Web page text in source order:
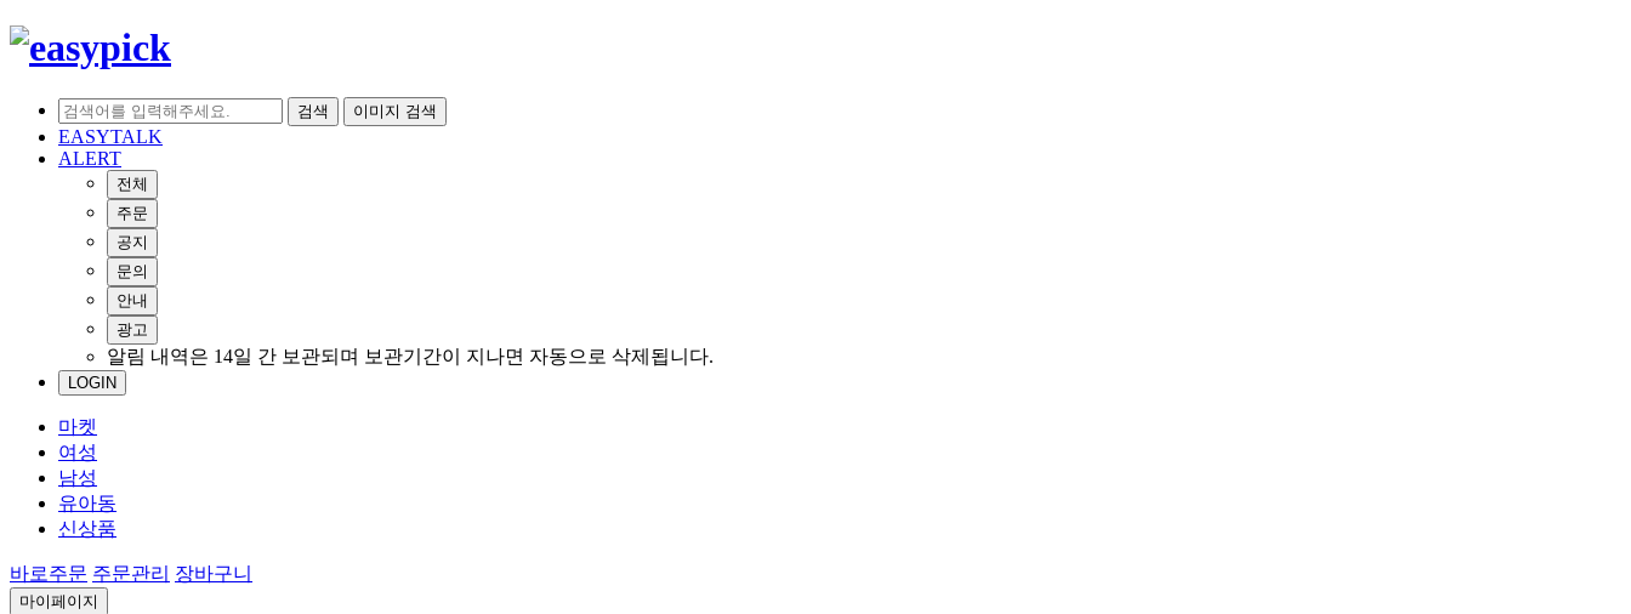
검색 이미지 검색
EASYTALK
ALERT
전체
주문
공지
문의
안내
광고
알림 내역은 14일 간 보관되며 보관기간이 지나면 자동으로 삭제됩니다.
LOGIN
마켓
여성
남성
유아동
신상품
바로주문 주문관리 장바구니
마이페이지